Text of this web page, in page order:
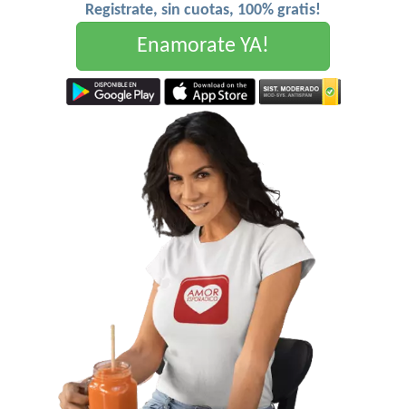
Registrate, sin cuotas, 100% gratis!
Enamorate YA!